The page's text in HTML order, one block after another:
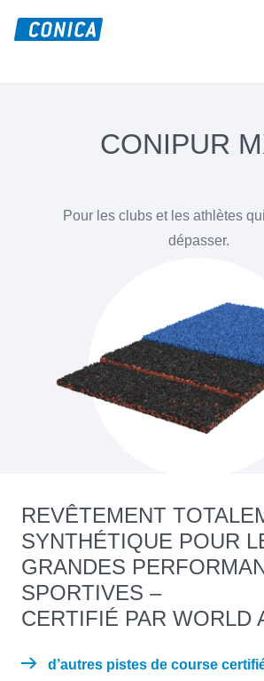
content
CONIPUR
Pour les clubs et les athlètes
dépasser.
REVÊTEMENT
SYNTHÉTIQUE POUR
GRANDES
SPORTIVES –
CERTIFIÉ PAR WORLD
d’autres pistes de course